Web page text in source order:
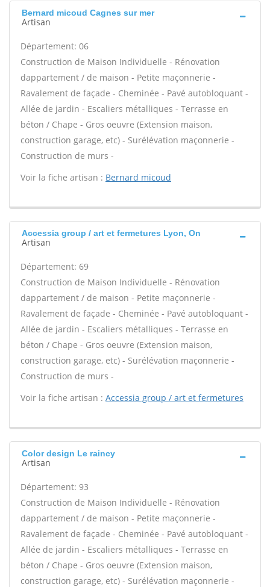
Bernard micoud Cagnes sur mer
Artisan
Département: 06
Construction de Maison Individuelle - Rénovation
dappartement / de maison - Petite maçonnerie -
Ravalement de façade - Cheminée - Pavé autobloquant -
Allée de jardin - Escaliers métalliques - Terrasse en
béton / Chape - Gros oeuvre (Extension maison,
construction garage, etc) - Surélévation maçonnerie -
Construction de murs -
Voir la fiche artisan : Bernard micoud
Accessia group / art et fermetures Lyon, On
Artisan
Département: 69
Construction de Maison Individuelle - Rénovation
dappartement / de maison - Petite maçonnerie -
Ravalement de façade - Cheminée - Pavé autobloquant -
Allée de jardin - Escaliers métalliques - Terrasse en
béton / Chape - Gros oeuvre (Extension maison,
construction garage, etc) - Surélévation maçonnerie -
Construction de murs -
Voir la fiche artisan : Accessia group / art et fermetures
Color design Le raincy
Artisan
Département: 93
Construction de Maison Individuelle - Rénovation
dappartement / de maison - Petite maçonnerie -
Ravalement de façade - Cheminée - Pavé autobloquant -
Allée de jardin - Escaliers métalliques - Terrasse en
béton / Chape - Gros oeuvre (Extension maison,
construction garage, etc) - Surélévation maçonnerie -